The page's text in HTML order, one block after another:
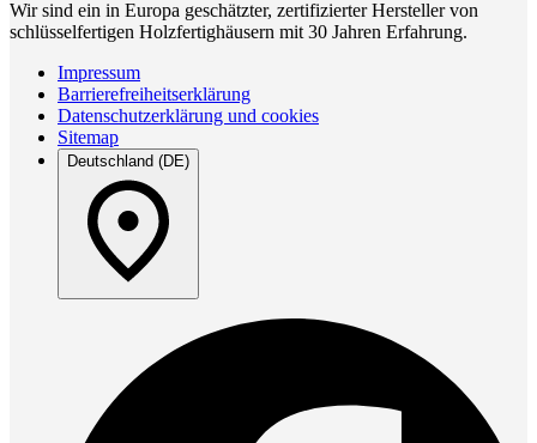
Wir sind ein in Europa geschätzter, zertifizierter Hersteller von
schlüsselfertigen Holzfertighäusern mit 30 Jahren Erfahrung.
Impressum
Barrierefreiheitserklärung
Datenschutzerklärung und cookies
Sitemap
Deutschland (DE)